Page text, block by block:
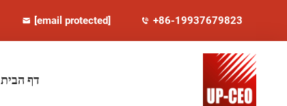
+86-19937679823
[email protected]
דף הבית